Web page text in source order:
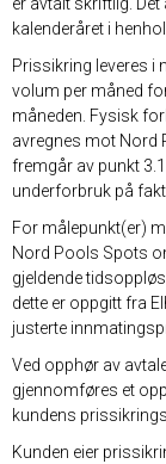
er avtalt skriftlig.
kalenderåret i
Prissikring leveres i
volum per måned
måneden. Fysisk
avregnes mot Nord
fremgår av punkt
underforbruk på
For målepunkt(er)
Nord Pools Spots
gjeldende
dette er oppgitt fra
justerte
Ved opphør av
gjennomføres et
kundens
Kunden eier